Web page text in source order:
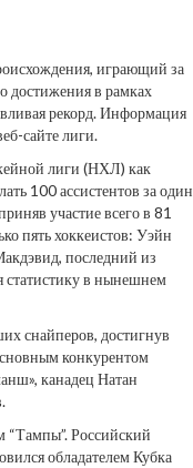
играющий за
достижения в рамках
рекорд. Информация
сайте лиги.
лиги (НХЛ) как
100 ассистентов за один
участие всего в 81
пять хоккеистов: Уэйн
последний из
статистику в нынешнем
снайперов, достигнув
конкурентом
канадец Натан
“Тампы”. Российский
обладателем Кубка